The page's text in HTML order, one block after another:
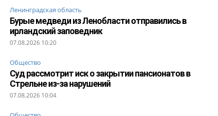
Ленинградская область
Бурые медведи из Ленобласти отправились в
ирландский заповедник
07.08.2026 10:20
Общество
Суд рассмотрит иск о закрытии пансионатов в
Стрельне из-за нарушений
07.08.2026 10:04